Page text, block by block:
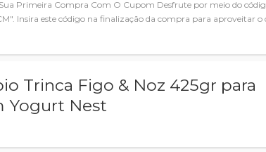
Primeira Compra Com O Cupom Desfrute por meio do
Insira este código na finalização da compra para aproveitar o
Trinca Figo & Noz 425gr para
Yogurt Nest